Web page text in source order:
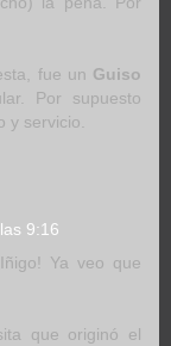
fue un Guiso
Por supuesto
y servicio.
9:16
Ya veo que
que originó el